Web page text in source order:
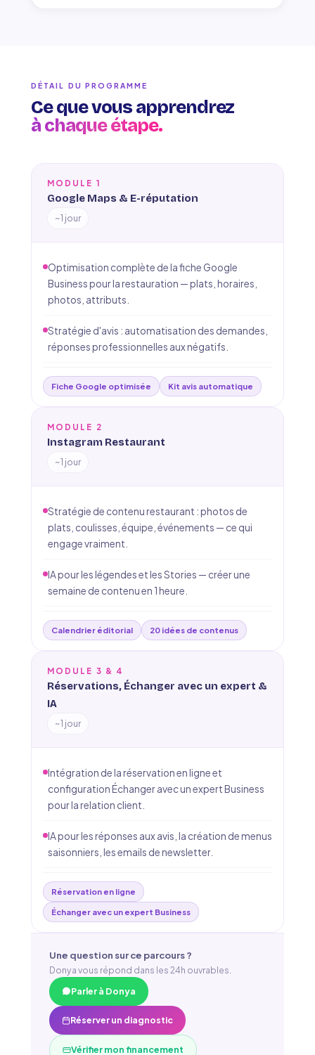
DÉTAIL DU PROGRAMME
Ce que vous apprendrez
à chaque étape.
MODULE 1
Google Maps & E-réputation
~1 jour
Optimisation complète de la fiche Google
Business pour la restauration — plats, horaires,
photos, attributs.
Stratégie d'avis : automatisation des demandes,
réponses professionnelles aux négatifs.
Fiche Google optimisée Kit avis automatique
MODULE 2
Instagram Restaurant
~1 jour
Stratégie de contenu restaurant : photos de
plats, coulisses, équipe, événements — ce qui
engage vraiment.
IA pour les légendes et les Stories — créer une
semaine de contenu en 1 heure.
Calendrier éditorial 20 idées de contenus
MODULE 3 & 4
Réservations, Échanger avec un expert &
IA
~1 jour
Intégration de la réservation en ligne et
configuration Échanger avec un expert Business
pour la relation client.
IA pour les réponses aux avis, la création de menus
saisonniers, les emails de newsletter.
Réservation en ligne
Échanger avec un expert Business
Une question sur ce parcours ?
Donya vous répond dans les 24h ouvrables.
Parler à Donya
Réserver un diagnostic
Vérifier mon financement